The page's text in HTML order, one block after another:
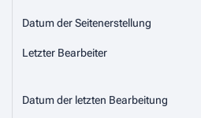
Datum der Seitenerstellung
Letzter Bearbeiter
Datum der letzten Bearbeitung